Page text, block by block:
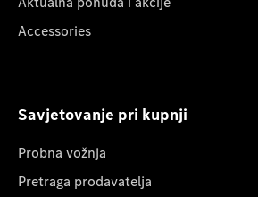
Accessories
Savjetovanje pri kupnji
Probna vožnja
Pretraga prodavatelja